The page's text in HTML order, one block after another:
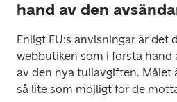
hand av den
Enligt EU:s anvisningar är det
webbutiken som i första hand
av den nya tullavgiften. Målet
så lite som möjligt för de